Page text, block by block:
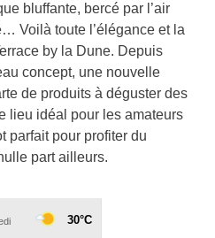
bluffante, bercé par l’air
Voilà toute l’élégance et la
by la Dune. Depuis
concept, une nouvelle
de produits à déguster des
lieu idéal pour les amateurs
parfait pour profiter du
part ailleurs.